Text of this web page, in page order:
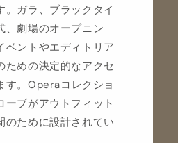
。ガラ、ブラックタイ
、劇場のオープニン
ベントやエディトリア
ための決定的なアクセ
す。Operaコレクショ
ーブがアウトフィット
のために設計されてい